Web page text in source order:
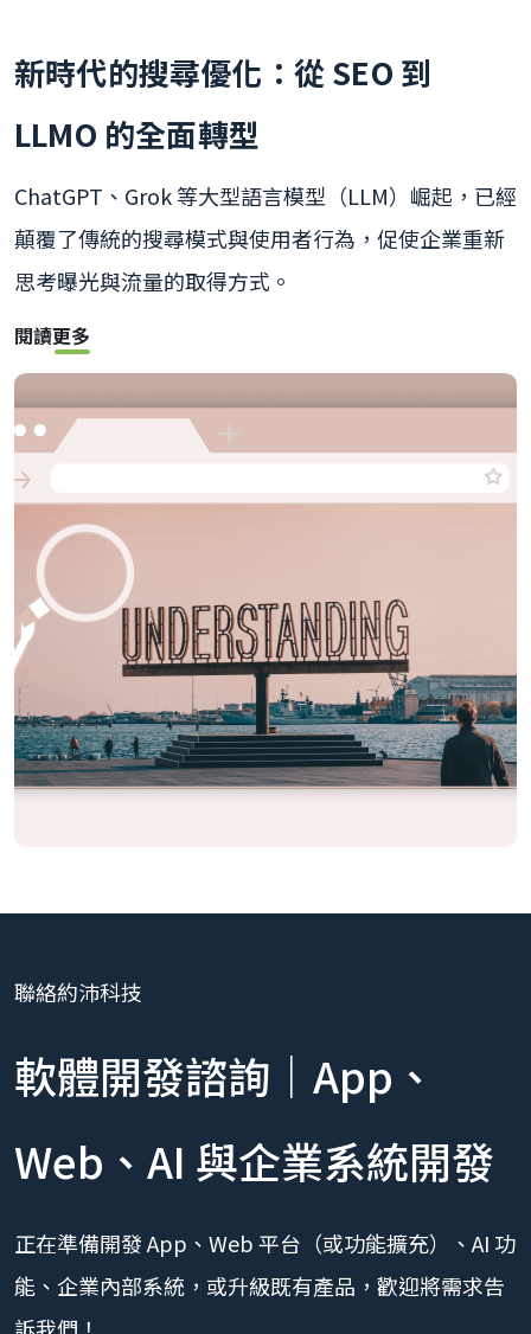
新時代的搜尋優化：從 SEO 到
LLMO 的全面轉型
ChatGPT、Grok 等大型語言模型（LLM）崛起，已經
顛覆了傳統的搜尋模式與使用者行為，促使企業重新
思考曝光與流量的取得方式。
閱讀更多
聯絡約沛科技
軟體開發諮詢｜App、
Web、AI 與企業系統開發
正在準備開發 App、Web 平台（或功能擴充）、AI 功
能、企業內部系統，或升級既有產品，歡迎將需求告